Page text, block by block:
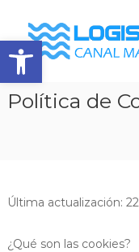
Abrir barra de
content
Logística
Canal
Mallorca
Operador
de
aduanero
Política de
Última actualización:
¿Qué son las cookies?